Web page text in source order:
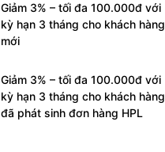
Giảm 3% – tối đa 100.000đ với
kỳ hạn 3 tháng cho khách hàng
mới
Giảm 3% – tối đa 100.000đ với
kỳ hạn 3 tháng cho khách hàng
đã phát sinh đơn hàng HPL